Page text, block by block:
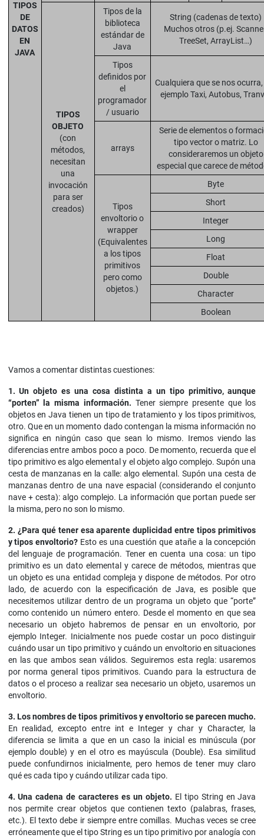
TIPOS
DE
DATOS
EN
JAVA
TIPOS
OBJETO
(con
métodos,
necesitan
una
invocación
para ser
creados)
Tipos de la
biblioteca
estándar de
Java
String (cadenas de texto)
Muchos otros (p.ej.
TreeSet, ArrayList…)
Tipos
definidos por
el
programador
/ usuario
Cualquiera que se nos
ejemplo Taxi, Autobus,
arrays
Serie de elementos o
tipo vector o matriz. Lo
consideraremos un objeto
especial que carece de
Tipos
envoltorio o
wrapper
(Equivalentes
a los tipos
primitivos
pero como
objetos.)
Byte
Short
Integer
Long
Float
Double
Character
Boolean
Vamos a comentar distintas cuestiones:
1. Un objeto es una cosa distinta a un tipo primitivo, aunque
“porten” la misma información. Tener siempre presente que los
objetos en Java tienen un tipo de tratamiento y los tipos primitivos,
otro. Que en un momento dado contengan la misma información no
significa en ningún caso que sean lo mismo. Iremos viendo las
diferencias entre ambos poco a poco. De momento, recuerda que el
tipo primitivo es algo elemental y el objeto algo complejo. Supón una
cesta de manzanas en la calle: algo elemental. Supón una cesta de
manzanas dentro de una nave espacial (considerando el conjunto
nave + cesta): algo complejo. La información que portan puede ser
la misma, pero no son lo mismo.
2. ¿Para qué tener esa aparente duplicidad entre tipos primitivos
y tipos envoltorio? Esto es una cuestión que atañe a la concepción
del lenguaje de programación. Tener en cuenta una cosa: un tipo
primitivo es un dato elemental y carece de métodos, mientras que
un objeto es una entidad compleja y dispone de métodos. Por otro
lado, de acuerdo con la especificación de Java, es posible que
necesitemos utilizar dentro de un programa un objeto que “porte”
como contenido un número entero. Desde el momento en que sea
necesario un objeto habremos de pensar en un envoltorio, por
ejemplo Integer. Inicialmente nos puede costar un poco distinguir
cuándo usar un tipo primitivo y cuándo un envoltorio en situaciones
en las que ambos sean válidos. Seguiremos esta regla: usaremos
por norma general tipos primitivos. Cuando para la estructura de
datos o el proceso a realizar sea necesario un objeto, usaremos un
envoltorio.
3. Los nombres de tipos primitivos y envoltorio se parecen mucho.
En realidad, excepto entre int e Integer y char y Character, la
diferencia se limita a que en un caso la inicial es minúscula (por
ejemplo double) y en el otro es mayúscula (Double). Esa similitud
puede confundirnos inicialmente, pero hemos de tener muy claro
qué es cada tipo y cuándo utilizar cada tipo.
4. Una cadena de caracteres es un objeto. El tipo String en Java
nos permite crear objetos que contienen texto (palabras, frases,
etc.). El texto debe ir siempre entre comillas. Muchas veces se cree
erróneamente que el tipo String es un tipo primitivo por analogía con